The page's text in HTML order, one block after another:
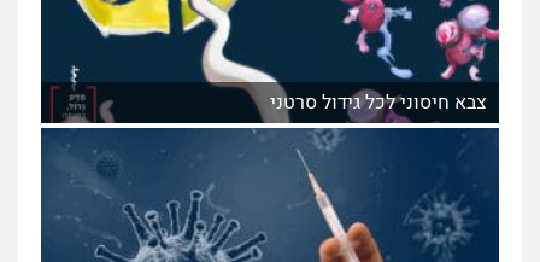
צבא חיסוני לכל גידול סרטני